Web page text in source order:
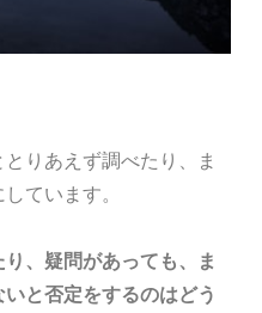
りあえず調べたり、ま
ています。
、疑問があっても、ま
と否定をするのはどう